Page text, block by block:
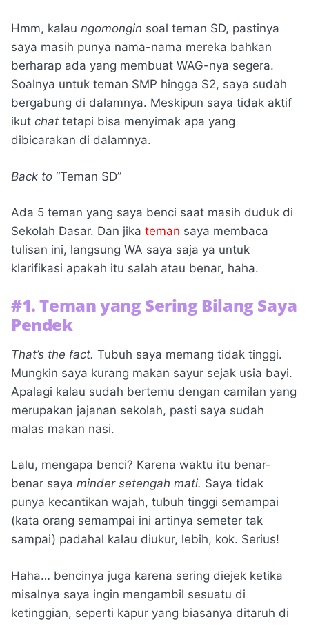
Hmm, kalau ngomongin soal teman SD, pastinya
saya masih punya nama-nama mereka bahkan
berharap ada yang membuat WAG-nya segera.
Soalnya untuk teman SMP hingga S2, saya sudah
bergabung di dalamnya. Meskipun saya tidak aktif
ikut chat tetapi bisa menyimak apa yang
dibicarakan di dalamnya.
Back to “Teman SD”
Ada 5 teman yang saya benci saat masih duduk di
Sekolah Dasar. Dan jika teman saya membaca
tulisan ini, langsung WA saya saja ya untuk
klarifikasi apakah itu salah atau benar, haha.
#1. Teman yang Sering Bilang Saya
Pendek
That’s the fact. Tubuh saya memang tidak tinggi.
Mungkin saya kurang makan sayur sejak usia bayi.
Apalagi kalau sudah bertemu dengan camilan yang
merupakan jajanan sekolah, pasti saya sudah
malas makan nasi.
Lalu, mengapa benci? Karena waktu itu benar-
benar saya minder setengah mati. Saya tidak
punya kecantikan wajah, tubuh tinggi semampai
(kata orang semampai ini artinya semeter tak
sampai) padahal kalau diukur, lebih, kok. Serius!
Haha… bencinya juga karena sering diejek ketika
misalnya saya ingin mengambil sesuatu di
ketinggian, seperti kapur yang biasanya ditaruh di